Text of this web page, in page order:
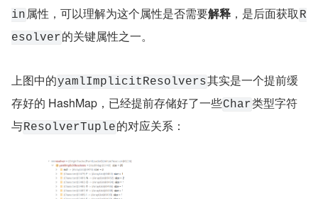
in 属性，可以理解为这个属性是否需要解释 ，是后面获取 R
esolver的关键属性之一。
上图中的yamlImplicitResolvers其实是一个提前缓
存好的 HashMap，已经提前存储好了一些Char类型字符
与ResolverTuple的对应关系：